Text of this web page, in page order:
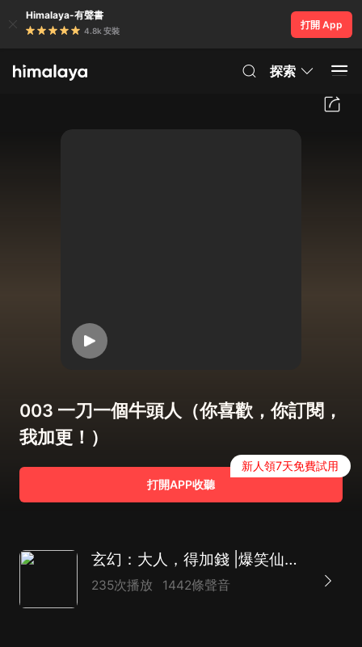
Himalaya-有聲書
4.8k 安裝
打開 App
探索
003 一刀一個牛頭人（你喜歡，你訂閱，
我加更！）
打開APP收聽
新人領7天免費試用
玄幻：大人，得加錢 |爆笑仙俠 熱血玄幻 完結爽聽
235次播放 1442條聲音